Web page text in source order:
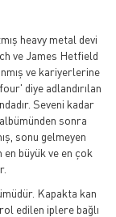
heavy metal devi
ve James Hetfield
ve kariyerlerine
diye adlandırılan
Seveni kadar
sonra
sonu gelmeyen
en büyük ve en çok
Kapakta kan
edilen iplere bağlı